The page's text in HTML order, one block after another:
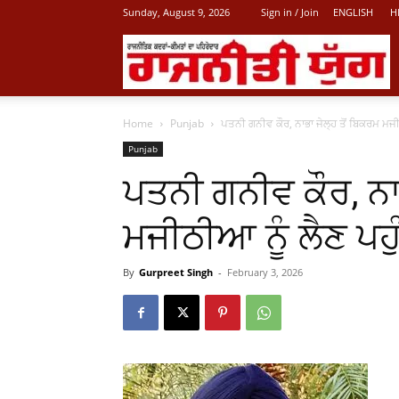
Sunday, August 9, 2026 Sign in / Join ENGLISH
Home Punjab ਪਤਨੀ ਗਨੀਵ ਕੌਰ, ਨਾਭਾ ਜੇਲ੍ਹ ਤੋਂ ਬਿਕਰਮ
Punjab
ਪਤਨੀ ਗਨੀਵ ਕੌਰ,
ਮਜੀਠੀਆ ਨੂੰ ਲੈਣ
By Gurpreet Singh - February 3, 2026